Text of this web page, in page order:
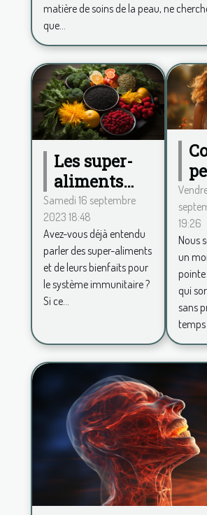
matière de soins de la peau, ne
que...
Les super-
aliments
pour
renforcer le
système
immunitaire
Samedi 16 septembre
2023 18:48
Avez-vous déjà entendu
parler des super-aliments
et de leurs bienfaits pour
le système immunitaire ?
Si ce...
19:26
Nous
un
qui
sans
temps